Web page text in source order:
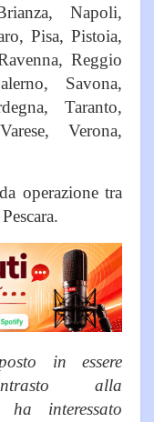
Napoli,
Pisa, Pistoia,
Reggio
Savona,
Taranto,
Verona,
operazione tra
in essere
alla
ha interessato